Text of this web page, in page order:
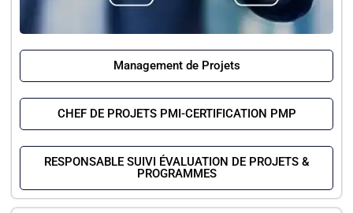
Management de Projets
CHEF DE PROJETS PMI-CERTIFICATION PMP
RESPONSABLE SUIVI ÉVALUATION DE PROJETS &
PROGRAMMES